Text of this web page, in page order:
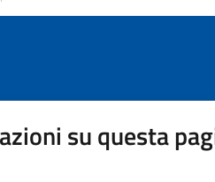
su questa